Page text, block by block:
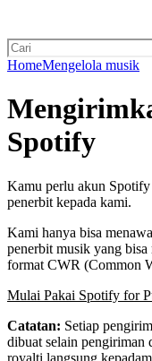
HomeMengelola musik
Spotify
Kamu perlu akun
penerbit kepada kami.
Kami hanya bisa
penerbit musik yang
format CWR (Common
Mulai Pakai Spotify for
Catatan: Setiap
dibuat selain pengiriman
royalti langsung